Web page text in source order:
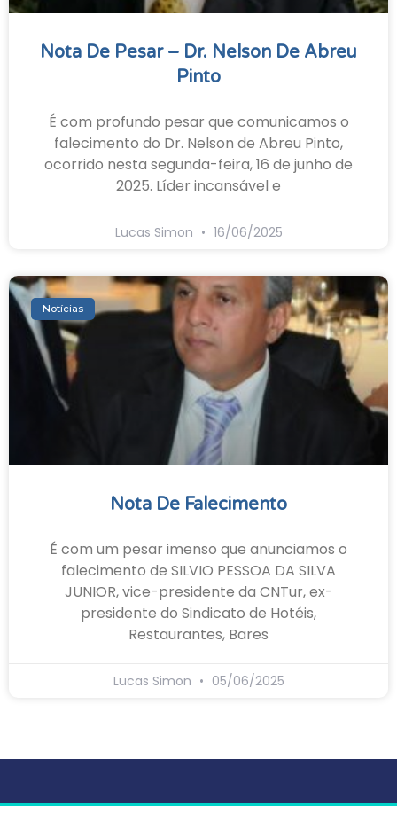
Nota De Pesar – Dr. Nelson De Abreu
Pinto
É com profundo pesar que comunicamos o
falecimento do Dr. Nelson de Abreu Pinto,
ocorrido nesta segunda-feira, 16 de junho de
2025. Líder incansável e
Lucas Simon 16/06/2025
Notícias
Nota De Falecimento
É com um pesar imenso que anunciamos o
falecimento de SILVIO PESSOA DA SILVA
JUNIOR, vice-presidente da CNTur, ex-
presidente do Sindicato de Hotéis,
Restaurantes, Bares
Lucas Simon 05/06/2025